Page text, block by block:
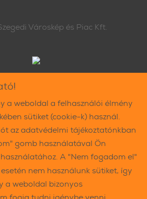
Városkép és Piac Kft.
a weboldal a felhasználói élmény
sütiket (cookie-k) használ.
az adatvédelmi tájékoztatónkban
gomb használatával Ön
A "Nem fogadom el"
nem használunk sütiket, így
a weboldal bizonyos